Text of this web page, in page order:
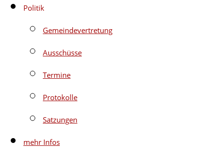
Politik
Gemeindevertretung
Ausschüsse
Termine
Protokolle
Satzungen
mehr Infos